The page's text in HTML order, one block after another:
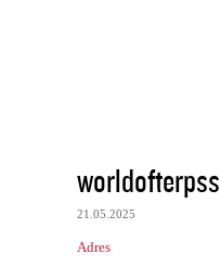
worldofterpss
21.05.2025
Adres